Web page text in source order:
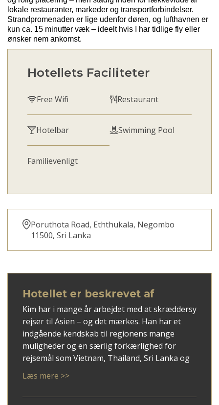
lokale restauranter, markeder og transportforbindelser.
Strandpromenaden er lige udenfor døren, og lufthavnen er
kun ca. 15 minutter væk – ideelt hvis I har tidlige fly eller
ønsker nem ankomst.
Hotellets Faciliteter
Free Wifi Restaurant
Hotelbar Swimming Pool
Familievenligt
Poruthota Road, Eththukala, Negombo
11500, Sri Lanka
Hotellet er beskrevet af
Kim har i mange år arbejdet med at skræddersy
rejser til Asien – og det mærkes. Han har et
indgående kendskab til regionens mange
muligheder og en særlig forkærlighed for
rejsemål som Vietnam, Thailand, Sri Lanka og
ikke mindst Japan.
tilgang, hvor dine ønsker mødes med faglig
Læs mere >>